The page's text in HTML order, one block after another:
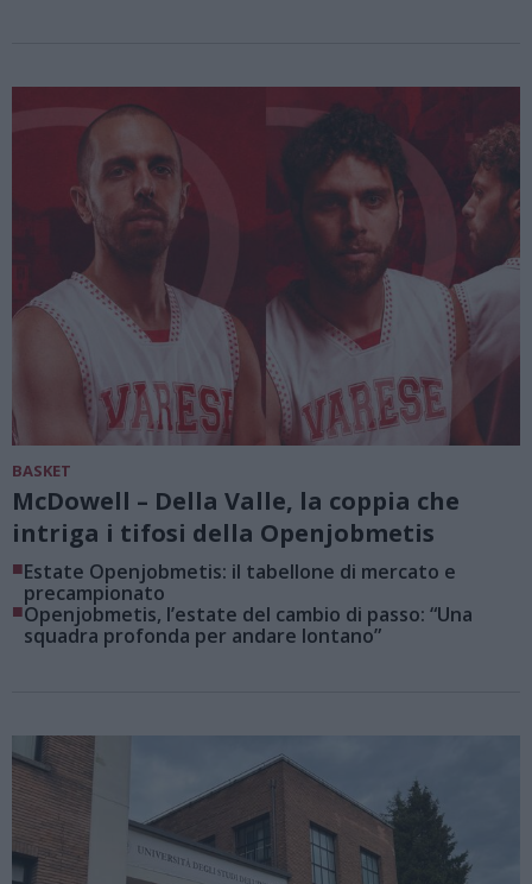
BASKET
McDowell – Della Valle, la coppia che
intriga i tifosi della Openjobmetis
■Estate Openjobmetis: il tabellone di mercato e
precampionato
■Openjobmetis, l’estate del cambio di passo: “Una
squadra profonda per andare lontano”